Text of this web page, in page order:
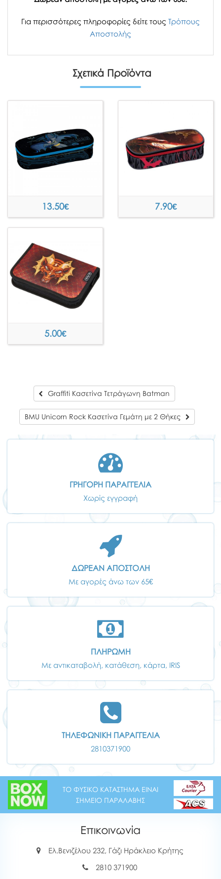
Για περισσότερες πληροφορίες δείτε τους Τρόπους
Αποστολής
Σχετικά Προϊόντα
13.50€ 7.90€
5.00€
Graffiti Κασετίνα Τετράγωνη Batman
BMU Unicorn Rock Κασετίνα Γεμάτη με 2 Θήκες
ΓΡΗΓΟΡΗ ΠΑΡΑΓΓΕΛΙΑ
Χωρίς εγγραφή
ΔΩΡΕΑΝ ΑΠΟΣΤΟΛΗ
Με αγορές άνω των 65€
ΠΛΗΡΩΜΗ
Με αντικαταβολή, κατάθεση, κάρτα, IRIS
ΤΗΛΕΦΩΝΙΚΗ ΠΑΡΑΓΓΕΛΙΑ
2810371900
ΤΟ ΦΥΣΙΚΟ ΚΑΤΑΣΤΗΜΑ ΕΙΝΑΙ
ΣΗΜΕΙΟ ΠΑΡΑΛΑΒΗΣ
Επικοινωνία
Ελ.Βενιζέλου 232, Γάζι Ηράκλειο Κρήτης
2810 371900